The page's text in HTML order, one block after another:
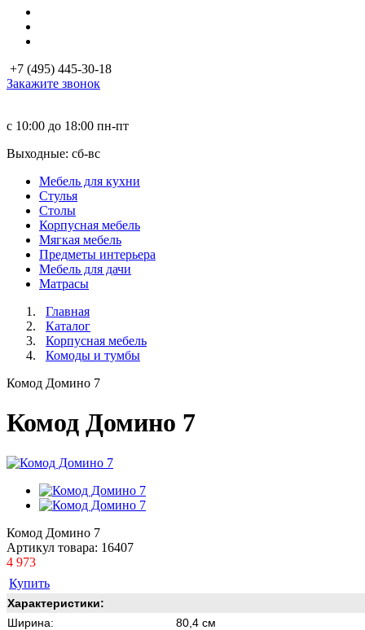
+7 (495) 445-30-18
Закажите звонок
с 10:00 до 18:00 пн-пт
Выходные: сб-вc
Мебель для кухни
Стулья
Столы
Корпусная мебель
Мягкая мебель
Предметы интерьера
Мебель для дачи
Матраcы
Главная
Каталог
Корпусная мебель
Комоды и тумбы
Комод Домино 7
Комод Домино 7
Комод Домино 7
Артикул товара: 16407
4 973
Купить
Характеристики:
Ширина:
80,4 см